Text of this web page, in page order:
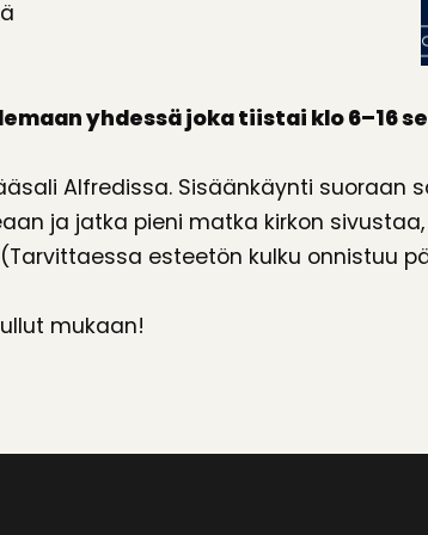
yhdessä joka tiistai klo 6–16
Alfredissa. Sisäänkäynti suoraan
ja jatka pieni matka kirkon
esteetön kulku onnistuu
mukaan!